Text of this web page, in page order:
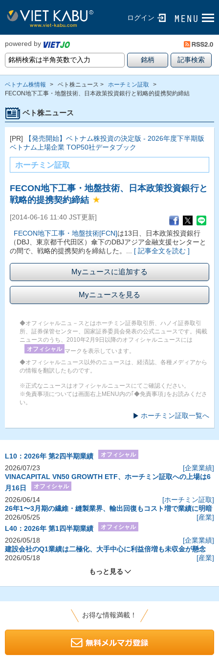
ログイン
powered by
ベトナム株情報 > ベト株ニュース > ホーチミン証取
>
FECON地下工事・地盤技術、日本政策投資銀行と戦略的提携契約締結
ベト株ニュース
[PR]
【発売開始】ベトナム株投資の決定版 - 2026年度下半期版
ベトナム上場企業 TOP50社データブック
ホーチミン証取
FECON地下工事・地盤技術、日本政策投資銀行と
戦略的提携契約締結
[2014-06-16 11:40 JST更新]
FECON地下工事・地盤技術[FCN]は13日、日本政策投資銀行
（DBJ、東京都千代田区）傘下のDBJアジア金融支援センターと
の間で、戦略的提携契約を締結した。... [ 記事全文を読む ]
Myニュースに追加する
Myニュースを見る
◆オフィシャルニュ－スとはホーチミン証券取引所、ハノイ証券取引
所、証券保管センター、国家証券委員会発表の公式ニュースです。掲載
ニュースのうち、2010年2月9日以降のオフィシャルニュースには
オフィシャル マークを表示しています。
◆オフィシャルニュース以外のニュースは、経済誌、各種メディアから
の情報を翻訳したものです。
※正式なニュースはオフィシャルニュースにてご確認ください。
※免責事項については画面右上MENU内の｢◆免責事項｣をお読みくださ
い。
ホーチミン証取一覧へ
L10：2026年 第2四半期業績 オフィシャル
2026/07/23
[企業業績]
VINACAPITAL VN50 GROWTH ETF、ホーチミン証取への上場は6
月16日
オフィシャル
2026/06/14
[ホーチミン証取]
26年1〜3月期の繊維・縫製業界、輸出回復もコスト増で業績に明暗
2026/05/25
[産業]
L40：2026年 第1四半期業績
オフィシャル
2026/05/18
[企業業績]
建設会社のQ1業績は二極化、大手中心に利益倍増も未収金が懸念
2026/05/18
[産業]
もっと見る
お得な情報満載！